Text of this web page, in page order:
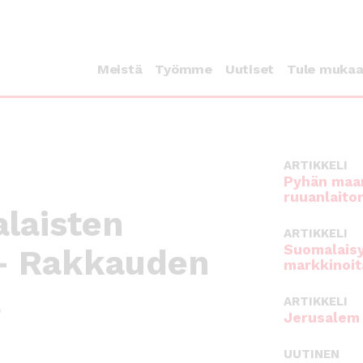
Meistä Työmme Uutiset Tule
Rakkauden
ARTIKKELI
Pyhän
ARTIKKELI
ARTIKKELI
UUTINEN